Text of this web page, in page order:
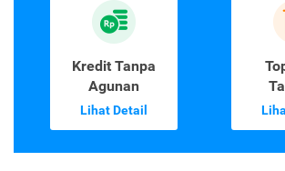
Kredit Tanpa
Agunan
Lihat Detail